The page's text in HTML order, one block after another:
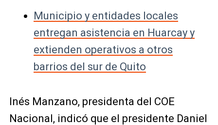
Municipio y entidades locales
entregan asistencia en Huarcay y
extienden operativos a otros
barrios del sur de Quito
Inés Manzano, presidenta del COE
Nacional, indicó que el presidente Daniel